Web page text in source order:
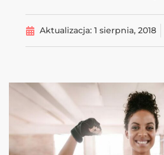
Aktualizacja: 1 sierpnia, 2018